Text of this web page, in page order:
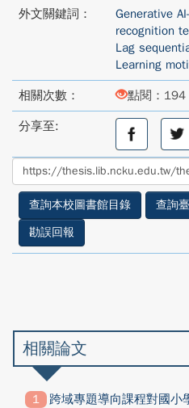
外文關鍵詞： Generative
recognition
Lag
Learning
相關次數： 點閱：194
分享至:
分
至
facebook
分
享
至
查詢本校圖書館目錄
查詢
勘誤回報
相關論文
跨域專題導向課程對國小